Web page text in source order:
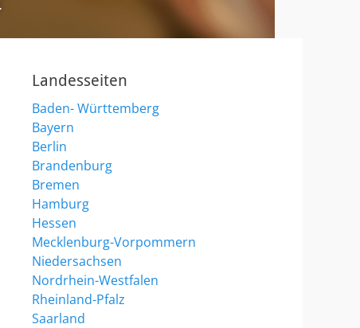
Landesseiten
Baden- Württemberg
Bayern
Berlin
Brandenburg
Bremen
Hamburg
Hessen
Mecklenburg-Vorpommern
Niedersachsen
Nordrhein-Westfalen
Rheinland-Pfalz
Saarland